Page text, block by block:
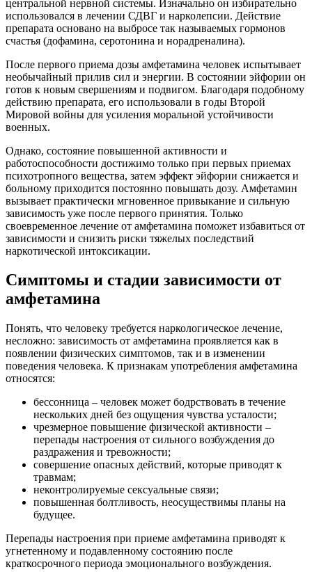
центральной нервной системы. Изначально он избирательно
использовался в лечении СДВГ и нарколепсии. Действие
препарата основано на выбросе так называемых гормонов
счастья (дофамина, серотонина и норадреналина).
После первого приема дозы амфетамина человек испытывает
необычайный прилив сил и энергии. В состоянии эйфории он
готов к новым свершениям и подвигом. Благодаря подобному
действию препарата, его использовали в годы Второй
Мировой войны для усиления моральной устойчивости
военных.
Однако, состояние повышенной активности и
работоспособности достижимо только при первых приемах
психотропного вещества, затем эффект эйфории снижается и
больному приходится постоянно повышать дозу. Амфетамин
вызывает практически мгновенное привыкание и сильную
зависимость уже после первого принятия. Только
своевременное лечение от амфетамина поможет избавиться от
зависимости и снизить риски тяжелых последствий
наркотической интоксикации.
Симптомы и стадии зависимости от
амфетамина
Понять, что человеку требуется наркологическое лечение,
несложно: зависимость от амфетамина проявляется как в
появлении физических симптомов, так и в изменении
поведения человека. К признакам употребления амфетамина
относятся:
бессонница – человек может бодрствовать в течение
нескольких дней без ощущения чувства усталости;
чрезмерное повышение физической активности –
перепады настроения от сильного возбуждения до
раздражения и тревожности;
совершение опасных действий, которые приводят к
травмам;
неконтролируемые сексуальные связи;
повышенная болтливость, неосуществимы планы на
будущее.
Перепады настроения при приеме амфетамина приводят к
угнетенному и подавленному состоянию после
краткосрочного периода эмоционального возбуждения.